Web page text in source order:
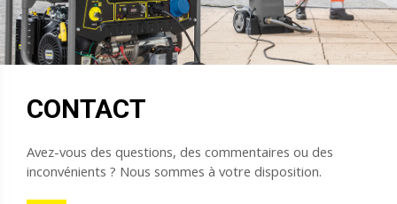
CONTACT
Avez-vous des questions, des commentaires ou des
inconvénients ? Nous sommes à votre disposition.